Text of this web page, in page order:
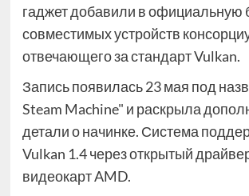
гаджет добавили в официальную
совместимых устройств
отвечающего за стандарт Vulkan.
Запись появилась 23 мая под
Steam Machine" и раскрыла
детали о начинке. Система
Vulkan 1.4 через открытый
видеокарт AMD.